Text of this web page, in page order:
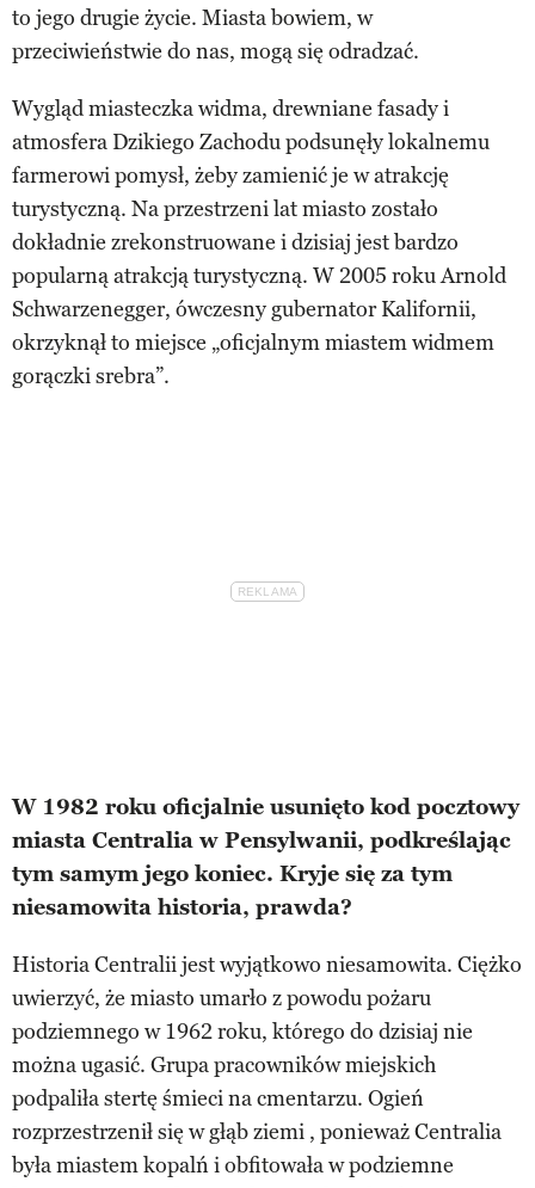
to jego drugie życie. Miasta bowiem, w
przeciwieństwie do nas, mogą się odradzać.
Wygląd miasteczka widma, drewniane fasady i
atmosfera Dzikiego Zachodu podsunęły lokalnemu
farmerowi pomysł, żeby zamienić je w atrakcję
turystyczną. Na przestrzeni lat miasto zostało
dokładnie zrekonstruowane i dzisiaj jest bardzo
popularną atrakcją turystyczną. W 2005 roku Arnold
Schwarzenegger, ówczesny gubernator Kalifornii,
okrzyknął to miejsce „oficjalnym miastem widmem
gorączki srebra”.
W 1982 roku oficjalnie usunięto kod pocztowy
miasta Centralia w Pensylwanii, podkreślając
tym samym jego koniec. Kryje się za tym
niesamowita historia, prawda?
Historia Centralii jest wyjątkowo niesamowita. Ciężko
uwierzyć, że miasto umarło z powodu pożaru
podziemnego w 1962 roku, którego do dzisiaj nie
można ugasić. Grupa pracowników miejskich
podpaliła stertę śmieci na cmentarzu. Ogień
rozprzestrzenił się w głąb ziemi , ponieważ Centralia
była miastem kopalń i obfitowała w podziemne